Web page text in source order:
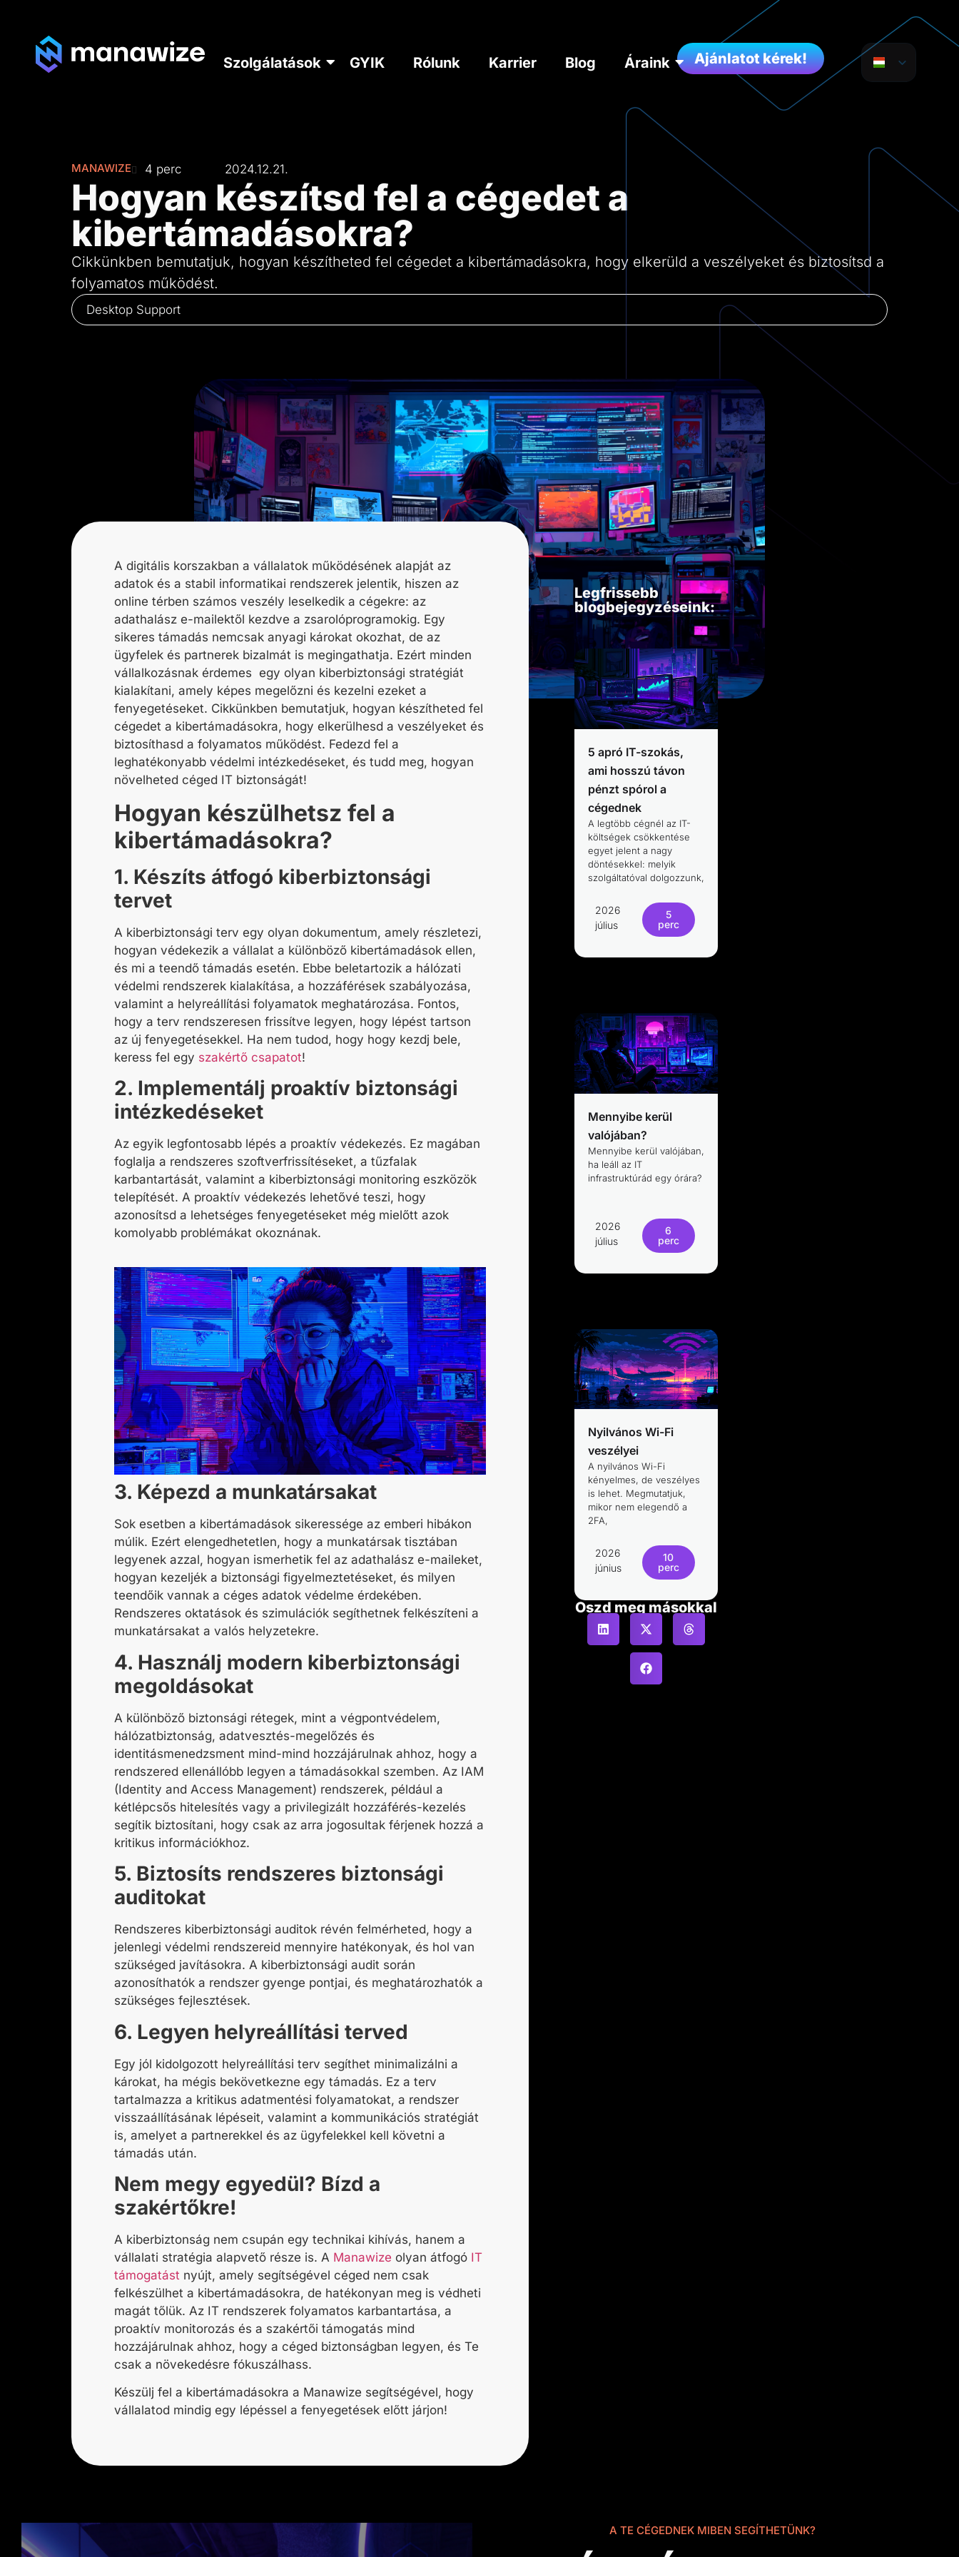
Szolgálatások GYIK Rólunk Karrier Blog Áraink Ajánlatot kérek!
MANAWIZE 4 perc 2024.12.21.
Hogyan készítsd fel a cégedet a
kibertámadásokra?
Cikkünkben bemutatjuk, hogyan készítheted fel cégedet a kibertámadásokra, hogy elkerüld a veszélyeket és biztosítsd a
folyamatos működést.
Desktop Support
A digitális korszakban a vállalatok működésének alapját az
adatok és a stabil informatikai rendszerek jelentik, hiszen az
online térben számos veszély leselkedik a cégekre: az
adathalász e-mailektől kezdve a zsarolóprogramokig. Egy
sikeres támadás nemcsak anyagi károkat okozhat, de az
ügyfelek és partnerek bizalmát is megingathatja. Ezért minden
vállalkozásnak érdemes egy olyan kiberbiztonsági stratégiát
kialakítani, amely képes megelőzni és kezelni ezeket a
fenyegetéseket. Cikkünkben bemutatjuk, hogyan készítheted fel
cégedet a kibertámadásokra, hogy elkerülhesd a veszélyeket és
biztosíthasd a folyamatos működést. Fedezd fel a
leghatékonyabb védelmi intézkedéseket, és tudd meg, hogyan
növelheted céged IT biztonságát!
Hogyan készülhetsz fel a
kibertámadásokra?
1. Készíts átfogó kiberbiztonsági
tervet
A kiberbiztonsági terv egy olyan dokumentum, amely részletezi,
hogyan védekezik a vállalat a különböző kibertámadások ellen,
és mi a teendő támadás esetén. Ebbe beletartozik a hálózati
védelmi rendszerek kialakítása, a hozzáférések szabályozása,
valamint a helyreállítási folyamatok meghatározása. Fontos,
hogy a terv rendszeresen frissítve legyen, hogy lépést tartson
az új fenyegetésekkel. Ha nem tudod, hogy hogy kezdj bele,
keress fel egy szakértő csapatot!
2. Implementálj proaktív biztonsági
intézkedéseket
Az egyik legfontosabb lépés a proaktív védekezés. Ez magában
foglalja a rendszeres szoftverfrissítéseket, a tűzfalak
karbantartását, valamint a kiberbiztonsági monitoring eszközök
telepítését. A proaktív védekezés lehetővé teszi, hogy
azonosítsd a lehetséges fenyegetéseket még mielőtt azok
komolyabb problémákat okoznának.
3. Képezd a munkatársakat
Sok esetben a kibertámadások sikeressége az emberi hibákon
múlik. Ezért elengedhetetlen, hogy a munkatársak tisztában
legyenek azzal, hogyan ismerhetik fel az adathalász e-maileket,
hogyan kezeljék a biztonsági figyelmeztetéseket, és milyen
teendőik vannak a céges adatok védelme érdekében.
Rendszeres oktatások és szimulációk segíthetnek felkészíteni a
munkatársakat a valós helyzetekre.
4. Használj modern kiberbiztonsági
megoldásokat
A különböző biztonsági rétegek, mint a végpontvédelem,
hálózatbiztonság, adatvesztés-megelőzés és
identitásmenedzsment mind-mind hozzájárulnak ahhoz, hogy a
rendszered ellenállóbb legyen a támadásokkal szemben. Az IAM
(Identity and Access Management) rendszerek, például a
kétlépcsős hitelesítés vagy a privilegizált hozzáférés-kezelés
segítik biztosítani, hogy csak az arra jogosultak férjenek hozzá a
kritikus információkhoz.
5. Biztosíts rendszeres biztonsági
auditokat
Rendszeres kiberbiztonsági auditok révén felmérheted, hogy a
jelenlegi védelmi rendszereid mennyire hatékonyak, és hol van
szükséged javításokra. A kiberbiztonsági audit során
azonosíthatók a rendszer gyenge pontjai, és meghatározhatók a
szükséges fejlesztések.
6. Legyen helyreállítási terved
Egy jól kidolgozott helyreállítási terv segíthet minimalizálni a
károkat, ha mégis bekövetkezne egy támadás. Ez a terv
tartalmazza a kritikus adatmentési folyamatokat, a rendszer
visszaállításának lépéseit, valamint a kommunikációs stratégiát
is, amelyet a partnerekkel és az ügyfelekkel kell követni a
támadás után.
Nem megy egyedül? Bízd a
szakértőkre!
A kiberbiztonság nem csupán egy technikai kihívás, hanem a
vállalati stratégia alapvető része is. A Manawize olyan átfogó IT
támogatást nyújt, amely segítségével céged nem csak
felkészülhet a kibertámadásokra, de hatékonyan meg is védheti
magát tőlük. Az IT rendszerek folyamatos karbantartása, a
proaktív monitorozás és a szakértői támogatás mind
hozzájárulnak ahhoz, hogy a céged biztonságban legyen, és Te
csak a növekedésre fókuszálhass.
Készülj fel a kibertámadásokra a Manawize segítségével, hogy
vállalatod mindig egy lépéssel a fenyegetések előtt járjon!
Legfrissebb
blogbejegyzéseink:
5 apró IT-szokás,
ami hosszú távon
pénzt spórol a
cégednek
A legtöbb cégnél az IT-
költségek csökkentése
egyet jelent a nagy
döntésekkel: melyik
szolgáltatóval dolgozzunk,
2026
július
5
perc
Mennyibe kerül
valójában?
Mennyibe kerül valójában,
ha leáll az IT
infrastruktúrád egy órára?
2026
július
6
perc
Nyilvános Wi-Fi
veszélyei
A nyilvános Wi-Fi
kényelmes, de veszélyes
is lehet. Megmutatjuk,
mikor nem elegendő a
2FA,
2026
június
10
perc
Oszd meg másokkal
is!
A TE CÉGEDNEK MIBEN SEGÍTHETÜNK?